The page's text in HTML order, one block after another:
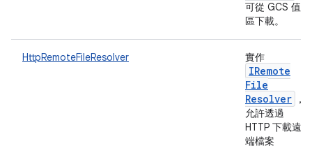
可從 GCS 值
區下載。
HttpRemoteFileResolver 實作
IRemote
File
Resolver
，
允許透過
HTTP 下載遠
端檔案